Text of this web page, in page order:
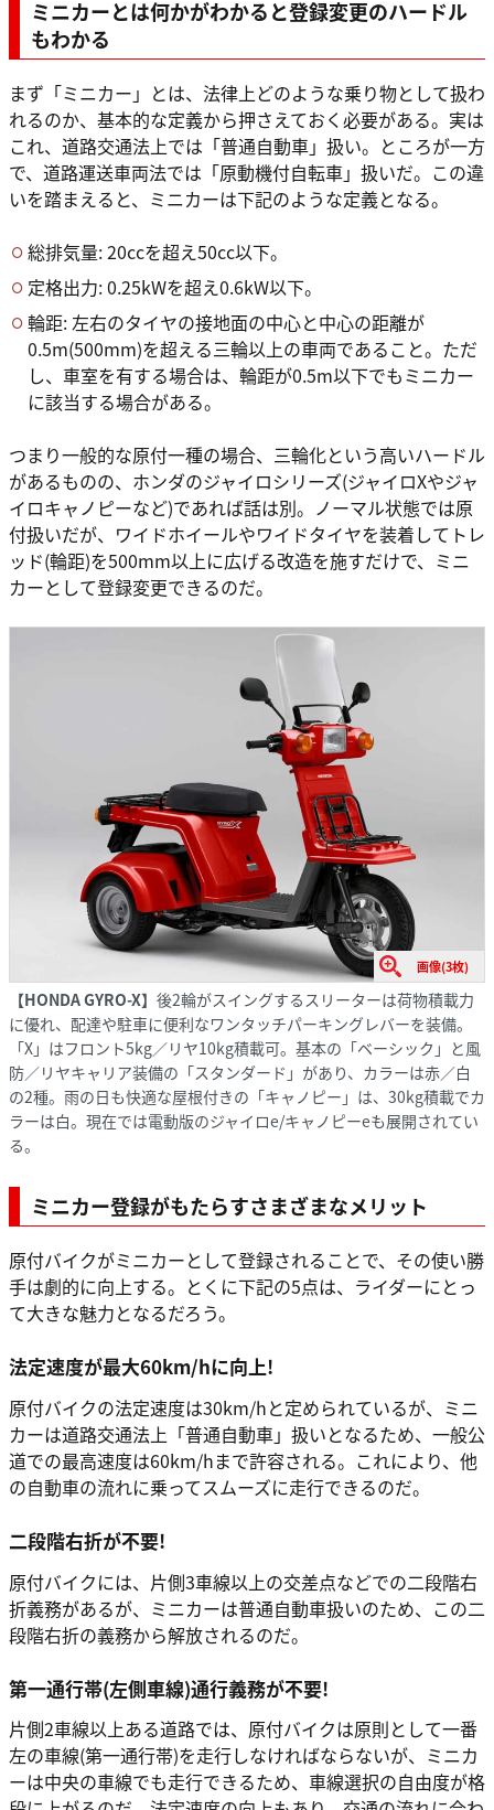
ミニカーとは何かがわかると登録変更のハードル
もわかる
まず「ミニカー」とは、法律上どのような乗り物として扱わ
れるのか、基本的な定義から押さえておく必要がある。実は
これ、道路交通法上では「普通自動車」扱い。ところが一方
で、道路運送車両法では「原動機付自転車」扱いだ。この違
いを踏まえると、ミニカーは下記のような定義となる。
総排気量: 20ccを超え50cc以下。
定格出力: 0.25kWを超え0.6kW以下。
輪距: 左右のタイヤの接地面の中心と中心の距離が
0.5m(500mm)を超える三輪以上の車両であること。ただ
し、車室を有する場合は、輪距が0.5m以下でもミニカー
に該当する場合がある。
つまり一般的な原付一種の場合、三輪化という高いハードル
があるものの、ホンダのジャイロシリーズ(ジャイロXやジャ
イロキャノピーなど)であれば話は別。ノーマル状態では原
付扱いだが、ワイドホイールやワイドタイヤを装着してトレ
ッド(輪距)を500mm以上に広げる改造を施すだけで、ミニ
カーとして登録変更できるのだ。
画像(3枚)
【HONDA GYRO-X】 後2輪がスイングするスリーターは荷物積載力
に優れ、配達や駐車に便利なワンタッチパーキングレバーを装備。
「X」はフロント5kg／リヤ10kg積載可。基本の「ベーシック」と風
防／リヤキャリア装備の「スタンダード」があり、カラーは赤／白
の2種。雨の日も快適な屋根付きの「キャノピー」は、30kg積載でカ
ラーは白。現在では電動版のジャイロe/キャノピーeも展開されてい
る。
ミニカー登録がもたらすさまざまなメリット
原付バイクがミニカーとして登録されることで、その使い勝
手は劇的に向上する。とくに下記の5点は、ライダーにとっ
て大きな魅力となるだろう。
法定速度が最大60km/hに向上!
原付バイクの法定速度は30km/hと定められているが、ミニ
カーは道路交通法上「普通自動車」扱いとなるため、一般公
道での最高速度は60km/hまで許容される。これにより、他
の自動車の流れに乗ってスムーズに走行できるのだ。
二段階右折が不要!
原付バイクには、片側3車線以上の交差点などでの二段階右
折義務があるが、ミニカーは普通自動車扱いのため、この二
段階右折の義務から解放されるのだ。
第一通行帯(左側車線)通行義務が不要!
片側2車線以上ある道路では、原付バイクは原則として一番
左の車線(第一通行帯)を走行しなければならないが、ミニカ
ーは中央の車線でも走行できるため、車線選択の自由度が格